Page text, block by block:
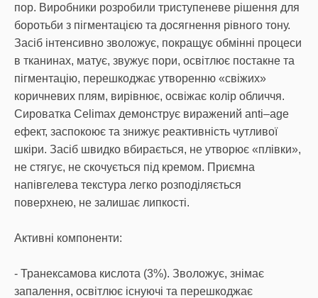
пор. Виробники розробили триступеневе рішення для
боротьби з пігментацією та досягнення рівного тону.
Засіб інтенсивно зволожує, покращує обмінні процеси
в тканинах, матує, звужує пори, освітлює постакне та
пігментацію, перешкоджає утворенню «свіжих»
коричневих плям, вирівнює, освіжає колір обличчя.
Сироватка Celimax демонструє виражений anti–age
ефект, заспокоює та знижує реактивність чутливої
шкіри. Засіб швидко вбирається, не утворює «плівки»,
не стягує, не скочується під кремом. Приємна
напівгелева текстура легко розподіляється
поверхнею, не залишає липкості.
Активні компоненти:
- Транексамова кислота (3%). Зволожує, знімає
запалення, освітлює існуючі та перешкоджає